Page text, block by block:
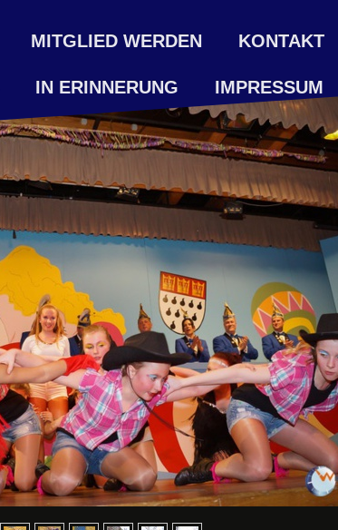
MITGLIED WERDEN KONTAKT
IN ERINNERUNG IMPRESSUM